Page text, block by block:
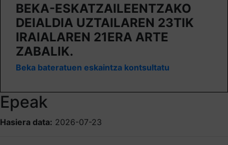
BEKA-ESKATZAILEENTZAKO
DEIALDIA UZTAILAREN 23TIK
IRAIALAREN 21ERA ARTE
ZABALIK.
Beka bateratuen eskaintza kontsultatu
Epeak
Hasiera data: 2026-07-23